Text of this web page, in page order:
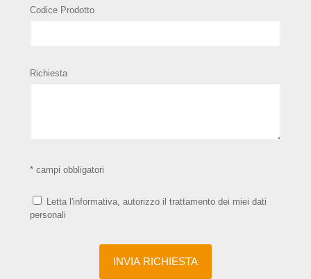
Codice Prodotto
Richiesta
* campi obbligatori
Letta l'informativa, autorizzo il trattamento dei miei dati
personali